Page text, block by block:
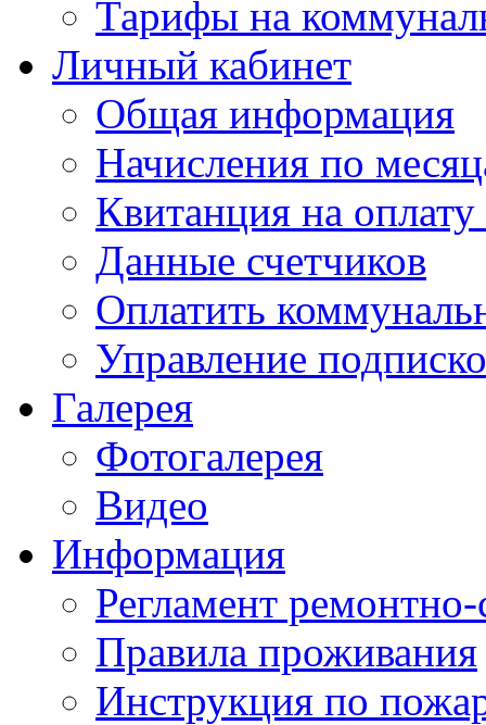
Тарифы на
Личный кабинет
Общая информация
Начисления по
Квитанция на
Данные счетчиков
Оплатить
Управление
Галерея
Фотогалерея
Видео
Информация
Регламент
Правила проживания
Инструкция по